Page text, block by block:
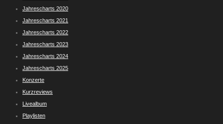
Jahrescharts 2020
Jahrescharts 2021
Jahrescharts 2022
Jahrescharts 2023
Jahrescharts 2024
Jahrescharts 2025
Konzerte
Kurzreviews
Livealbum
Playlisten